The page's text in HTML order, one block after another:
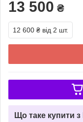
13 500 ₴
12 600 ₴ від 2 шт.
Що таке купити